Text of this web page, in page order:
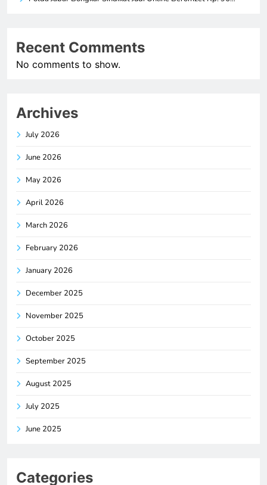
Recent Comments
No comments to show.
Archives
July 2026
June 2026
May 2026
April 2026
March 2026
February 2026
January 2026
December 2025
November 2025
October 2025
September 2025
August 2025
July 2025
June 2025
Categories